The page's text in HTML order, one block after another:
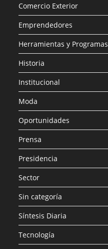
Comercio Exterior
Emprendedores
Herramientas y Programas
Historia
Institucional
Moda
Oportunidades
Prensa
Presidencia
Sector
Sin categoría
Síntesis Diaria
Tecnología